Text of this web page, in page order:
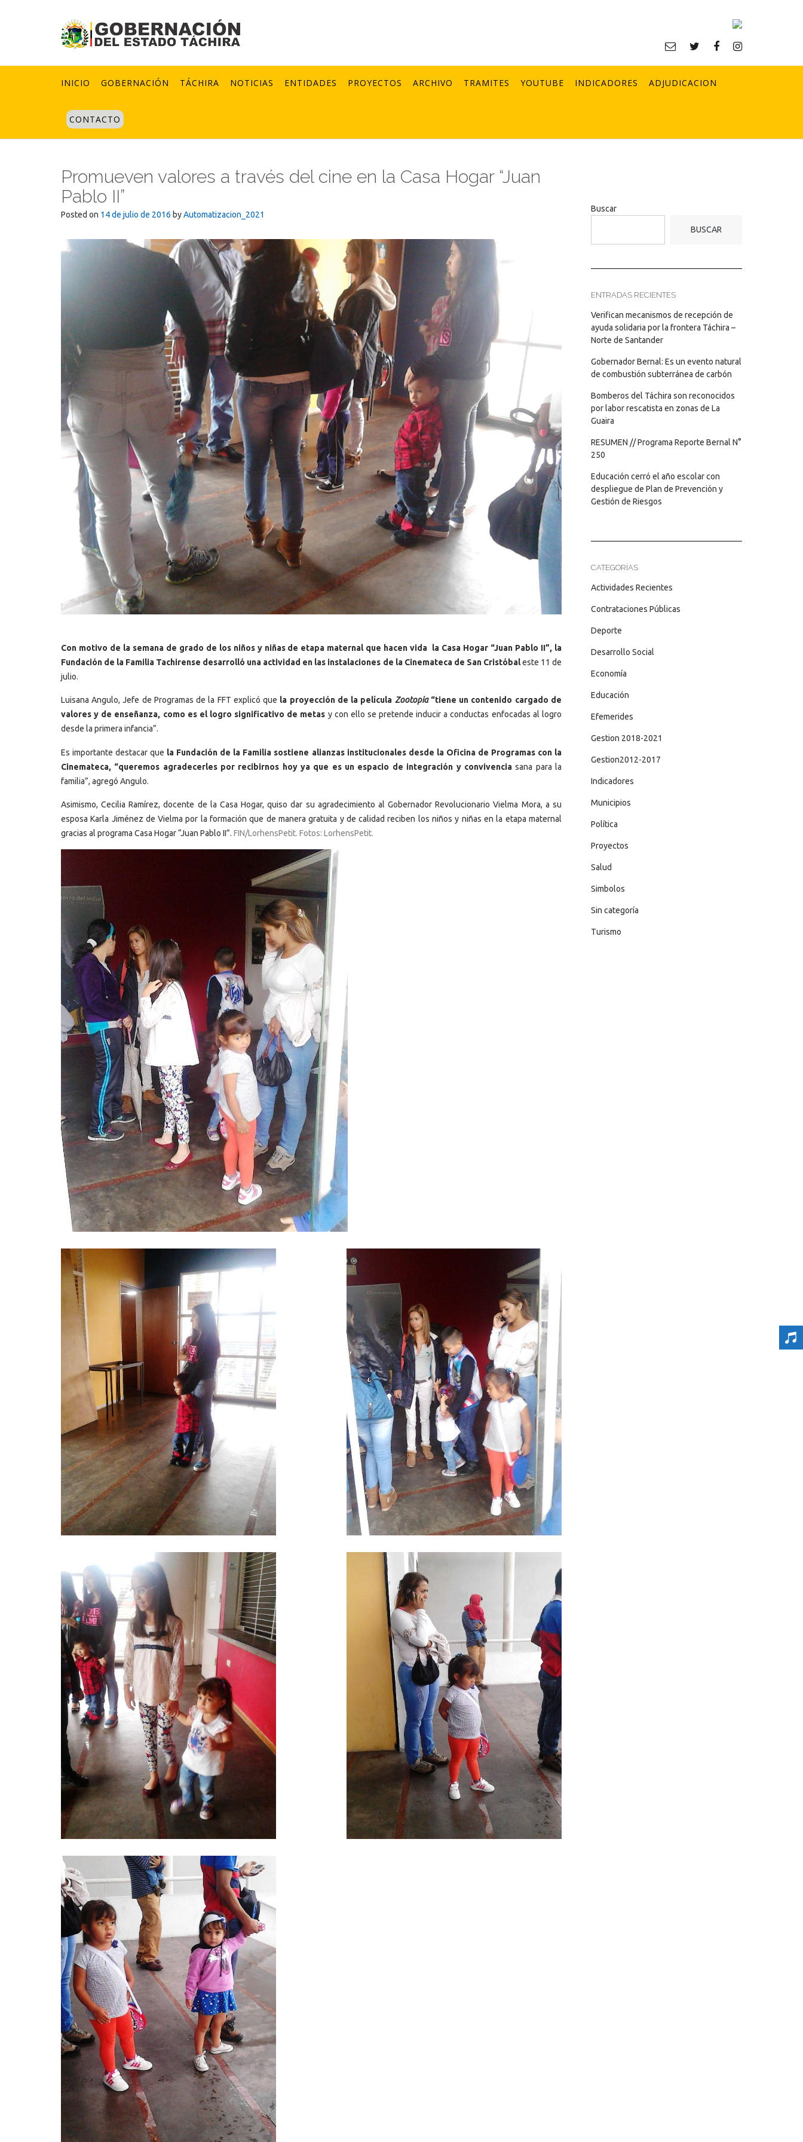
INICIO GOBERNACIÓN TÁCHIRA NOTICIAS ENTIDADES PROYECTOS ARCHIVO TRAMITES YOUTUBE INDICADORES ADJUDICACION
CONTACTO
Promueven valores a través del cine en la Casa Hogar “Juan
Pablo II”
Posted on 14 de julio de 2016 byAutomatizacion_2021
Con motivo de la semana de grado de los niños y niñas de etapa maternal que hacen vida la Casa Hogar “Juan Pablo II”, la
Fundación de la Familia Tachirense desarrolló una actividad en las instalaciones de la Cinemateca de San Cristóbaleste 11 de
julio.
Luisana Angulo, Jefe de Programas de la FFT explicó que la proyección de la película Zootopia“tiene un contenido cargado de
valores y de enseñanza, como es el logro significativo de metas y con ello se pretende inducir a conductas enfocadas al logro
desde la primera infancia”.
Es importante destacar que la Fundación de la Familia sostiene alianzas institucionales desde la Oficina de Programas con la
Cinemateca, “queremos agradecerles por recibirnos hoy ya que es un espacio de integración y convivenciasana para la
familia”, agregó Angulo.
Asimismo, Cecilia Ramírez, docente de la Casa Hogar, quiso dar su agradecimiento al Gobernador Revolucionario Vielma Mora, a su
esposa Karla Jiménez de Vielma por la formación que de manera gratuita y de calidad reciben los niños y niñas en la etapa maternal
gracias al programa Casa Hogar “Juan Pablo II”. FIN/LorhensPetit. Fotos: LorhensPetit.
Buscar
BUSCAR
ENTRADAS RECIENTES
Verifican mecanismos de recepción de
ayuda solidaria por la frontera Táchira –
Norte de Santander
Gobernador Bernal: Es un evento natural
de combustión subterránea de carbón
Bomberos del Táchira son reconocidos
por labor rescatista en zonas de La
Guaira
RESUMEN // Programa Reporte Bernal N°
250
Educación cerró el año escolar con
despliegue de Plan de Prevención y
Gestión de Riesgos
CATEGORÍAS
Actividades Recientes
Contrataciones Públicas
Deporte
Desarrollo Social
Economía
Educación
Efemerides
Gestion 2018-2021
Gestion2012-2017
Indicadores
Municipios
Política
Proyectos
Salud
Simbolos
Sin categoría
Turismo